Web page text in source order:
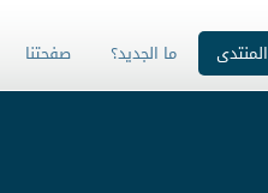
المنتدى ما الجديد؟ صفحتنا